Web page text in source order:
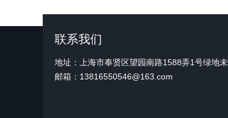
联系我们
地址：上海市奉贤区望园南路1588弄1号绿地
邮箱：13816550546@163.com